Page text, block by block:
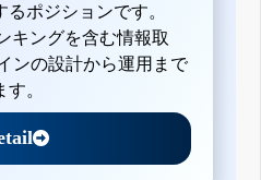
ポジションです。
キングを含む情報取
ンの設計から運用まで
。